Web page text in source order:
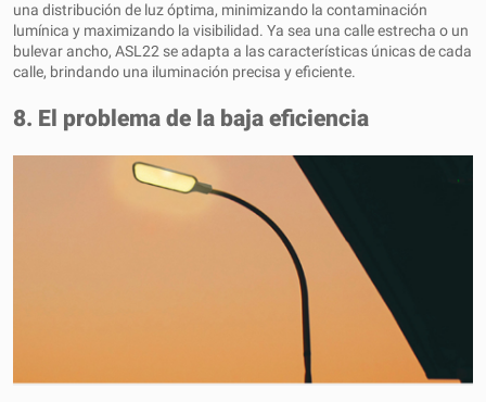
una distribución de luz óptima, minimizando la contaminación
lumínica y maximizando la visibilidad. Ya sea una calle estrecha o un
bulevar ancho, ASL22 se adapta a las características únicas de cada
calle, brindando una iluminación precisa y eficiente.
8. El problema de la baja eficiencia